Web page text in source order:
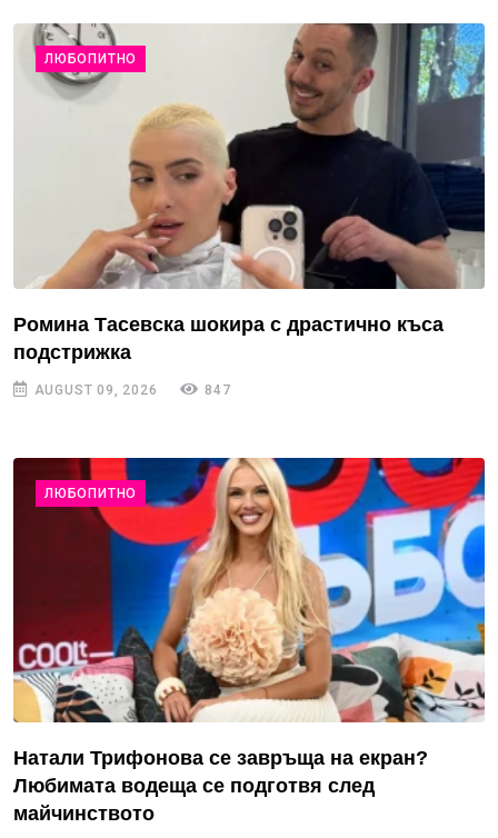
ЛЮБОПИТНО
Ромина Тасевска шокира с драстично къса
подстрижка
AUGUST 09, 2026 847
ЛЮБОПИТНО
Натали Трифонова се завръща на екран?
Любимата водеща се подготвя след
майчинството